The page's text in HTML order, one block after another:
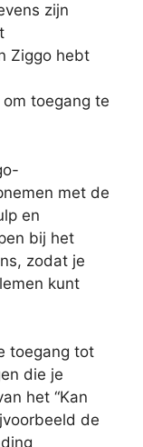
zijn
Ziggo hebt
om toegang te
met de
en
bij het
zodat je
kunt
toegang tot
die je
het “Kan
de